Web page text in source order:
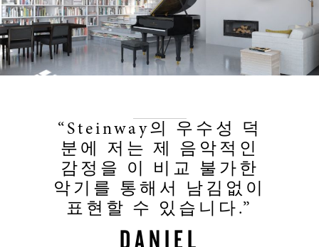
“Steinway의 우수성 덕
분에 저는 제 음악적인
감정을 이 비교 불가한
악기를 통해서 남김없이
표현할 수 있습니다.”
DANIEL